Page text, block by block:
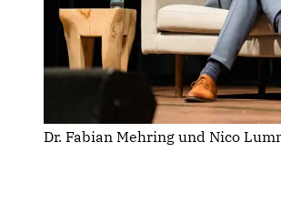
Dr. Fabian Mehring und Nico